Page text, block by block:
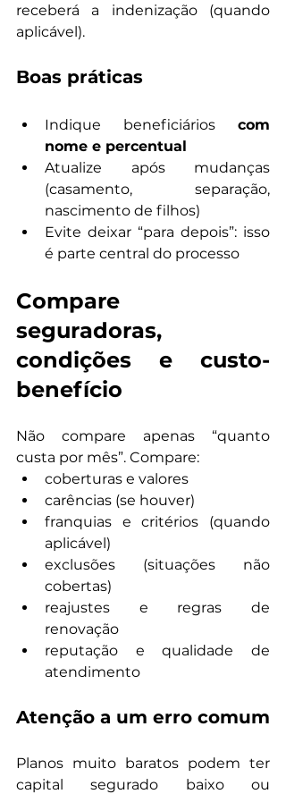
receberá a indenização (quando
aplicável).
Boas práticas
Indique beneficiários com
nome e percentual
Atualize após mudanças
(casamento, separação,
nascimento de filhos)
Evite deixar “para depois”: isso
é parte central do processo
Compare
seguradoras,
condições e custo-
benefício
Não compare apenas “quanto
custa por mês”. Compare:
coberturas e valores
carências (se houver)
franquias e critérios (quando
aplicável)
exclusões (situações não
cobertas)
reajustes e regras de
renovação
reputação e qualidade de
atendimento
Atenção a um erro comum
Planos muito baratos podem ter
capital segurado baixo ou